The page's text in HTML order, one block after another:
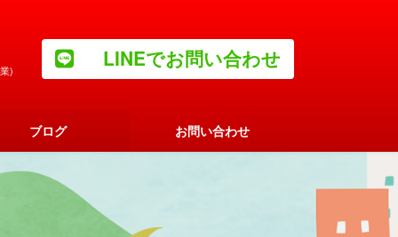
) LINEでお問い合わせ
ブログ お問い合わせ